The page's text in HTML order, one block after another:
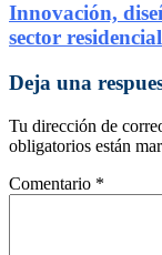
Innovación,
sector residencial
Deja una
Tu dirección de
obligatorios están
Comentario *